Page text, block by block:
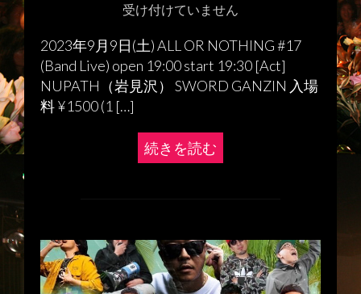
受け付けていません
2023年9月9日(土) ALL OR NOTHING #17
(Band Live) open 19:00 start 19:30 [Act]
NUPATH（岩見沢） SWORD GANZIN 入場
料 ¥1500 (1 […]
続きを読む